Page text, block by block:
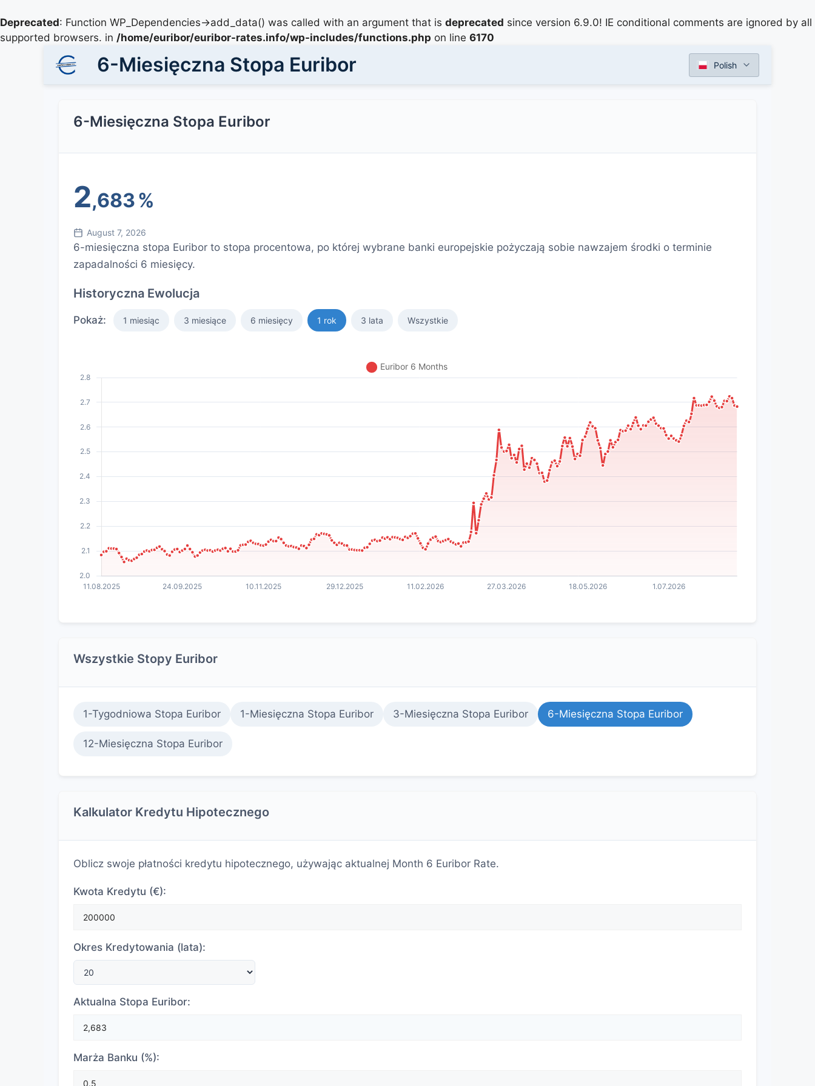
Deprecated: Function WP_Dependencies->add_data() was called with an argument that is deprecated since version 6.9.0! IE conditional comments are ignored by all
supported browsers. in /home/euribor/euribor-rates.info/wp-includes/functions.php on line 6170
6-Miesięczna Stopa Euribor Polish
6-Miesięczna Stopa Euribor
2,683%
August 7, 2026
6-miesięczna stopa Euribor to stopa procentowa, po której wybrane banki europejskie pożyczają sobie nawzajem środki o terminie
zapadalności 6 miesięcy.
Historyczna Ewolucja
Pokaż: 1 miesiąc 3 miesiące 6 miesięcy 1 rok 3 lata Wszystkie
Wszystkie Stopy Euribor
1-Tygodniowa Stopa Euribor 1-Miesięczna Stopa Euribor 3-Miesięczna Stopa Euribor 6-Miesięczna Stopa Euribor
12-Miesięczna Stopa Euribor
Kalkulator Kredytu Hipotecznego
Oblicz swoje płatności kredytu hipotecznego, używając aktualnej Month 6 Euribor Rate.
Kwota Kredytu (€):
Okres Kredytowania (lata):
Aktualna Stopa Euribor:
Marża Banku (%):